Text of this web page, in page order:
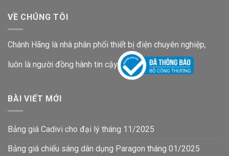
VỀ CHÚNG TÔI
Chánh Hãng là nhà phân phối thiết bị điện chuyên nghiệp,
luôn là người đồng hành tin cậy
BÀI VIẾT MỚI
Bảng giá Cadivi cho đại lý tháng 11/2025
Bảng giá chiếu sáng dân dụng Paragon tháng 01/2025